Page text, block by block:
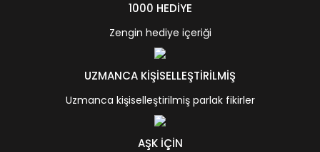
1000 HEDİYE
Zengin hediye içeriği
UZMANCA KİŞİSELLEŞTİRİLMİŞ
Uzmanca kişiselleştirilmiş parlak fikirler
AŞK İÇİN